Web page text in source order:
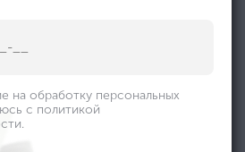
собеседование в
на обработку персональных
с политикой
.